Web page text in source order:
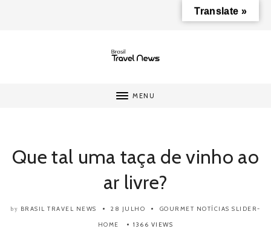
MENU
Que tal uma taça de vinho ao
ar livre?
by BRASIL TRAVEL NEWS 28 JULHO GOURMET NOTÍCIAS SLIDER-
HOME
1366 VIEWS
Translate »